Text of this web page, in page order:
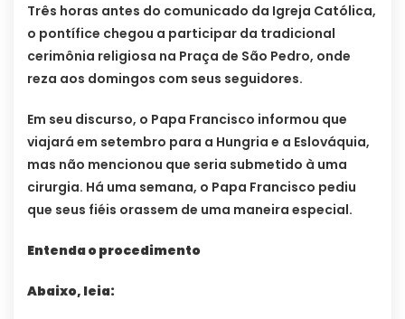
Três horas antes do comunicado da Igreja Católica,
o pontífice chegou a participar da tradicional
cerimônia religiosa na Praça de São Pedro, onde
reza aos domingos com seus seguidores.
Em seu discurso, o Papa Francisco informou que
viajará em setembro para a Hungria e a Eslováquia,
mas não mencionou que seria submetido à uma
cirurgia. Há uma semana, o Papa Francisco pediu
que seus fiéis orassem de uma maneira especial.
Entenda o procedimento
Abaixo, leia: